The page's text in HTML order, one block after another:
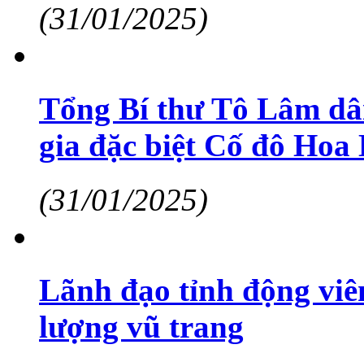
(31/01/2025)
Tổng Bí thư Tô Lâm
gia đặc biệt Cố đô Hoa
(31/01/2025)
Lãnh đạo tỉnh động
lượng vũ trang